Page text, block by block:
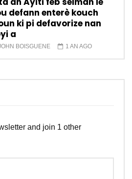
defann enterè kouch
ki pi defavorize nan
a
BOISGUENE 1 AN AGO
and join 1 other